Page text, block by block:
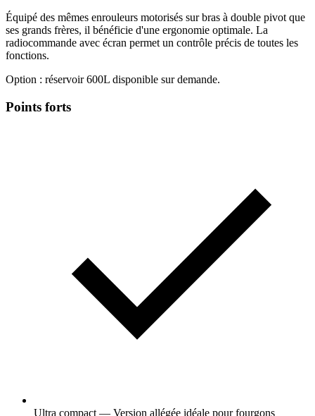
Équipé des mêmes enrouleurs motorisés sur bras à double pivot que
ses grands frères, il bénéficie d'une ergonomie optimale. La
radiocommande avec écran permet un contrôle précis de toutes les
fonctions.
Option : réservoir 600L disponible sur demande.
Points forts
Ultra compact — Version allégée idéale pour fourgons